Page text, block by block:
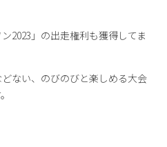
2023」の出走権利も獲得してま
ない、のびのびと楽しめる大会